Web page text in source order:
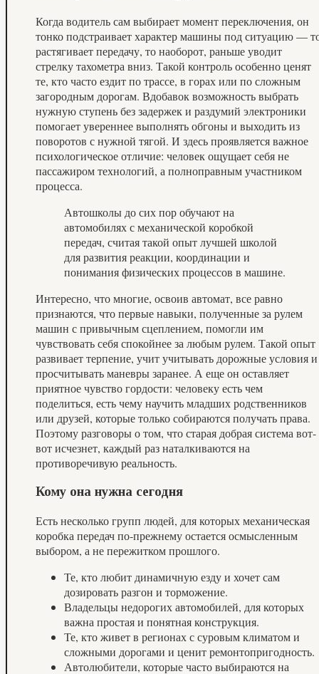
Когда водитель сам выбирает момент переключения, он
тонко подстраивает характер машины под ситуацию —
растягивает передачу, то наоборот, раньше уводит
стрелку тахометра вниз. Такой контроль особенно ценят
те, кто часто ездит по трассе, в горах или по сложным
загородным дорогам. Вдобавок возможность выбрать
нужную ступень без задержек и раздумий электроники
помогает увереннее выполнять обгоны и выходить из
поворотов с нужной тягой. И здесь проявляется важное
психологическое отличие: человек ощущает себя не
пассажиром технологий, а полноправным участником
процесса.
Автошколы до сих пор обучают на
автомобилях с механической коробкой
передач, считая такой опыт лучшей школой
для развития реакции, координации и
понимания физических процессов в машине.
Интересно, что многие, освоив автомат, все равно
признаются, что первые навыки, полученные за рулем
машин с привычным сцеплением, помогли им
чувствовать себя спокойнее за любым рулем. Такой опыт
развивает терпение, учит учитывать дорожные условия и
просчитывать маневры заранее. А еще он оставляет
приятное чувство гордости: человеку есть чем
поделиться, есть чему научить младших родственников
или друзей, которые только собираются получать права.
Поэтому разговоры о том, что старая добрая система вот-
вот исчезнет, каждый раз наталкиваются на
противоречивую реальность.
Кому она нужна сегодня
Есть несколько групп людей, для которых механическая
коробка передач по‑прежнему остается осмысленным
выбором, а не пережитком прошлого.
Те, кто любит динамичную езду и хочет сам
дозировать разгон и торможение.
Владельцы недорогих автомобилей, для которых
важна простая и понятная конструкция.
Те, кто живет в регионах с суровым климатом и
сложными дорогами и ценит ремонтопригодность.
Автолюбители, которые часто выбираются на